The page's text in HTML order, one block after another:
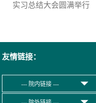
实习总结大会圆满举行
友情链接：